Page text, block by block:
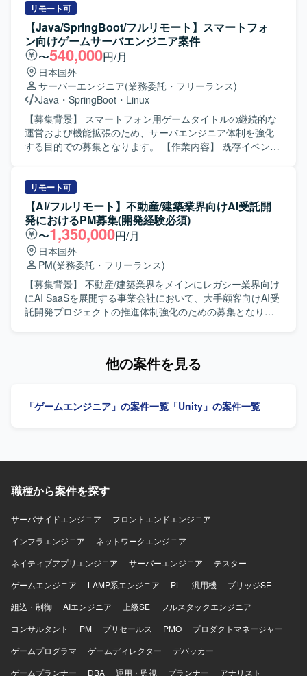
と高度な運用ノウハウを生かした長期的なヒットタイトル
創出に携わることができます。自律的に価値創出を行うカ
ルチャーの中で、大きな裁量を持って挑戦できる環境で
す。 【開発環境】 ゲーム開発に最適な機材を含む環境が整
備されており、ご希望に応じて必要な機材や勉強会参加、
R&D等の技術投資が行われます。快適なオフィス環境やリ
ラクゼーションスペースなども備えた開発環境となってお
ります。
FuelPHP1.8）の仕様解析とAPI化の推進を行っていただき
ます。 クリーンアーキテクチャやDDDに基づくモデル設
計・実装を主導していただきます。 技術的意思決定を担
い、設計・実装水準の底上げを牽引していただきます。 品
質と納期のバランスを見極めたプロジェクト推進をサポー
トしていただきます。 【求める人物像】 技術的な意思決定
を主体的に行いながら、チーム全体の設計力や開発力の底
上げにコミットできる方を求めています。 レガシーコード
と向き合いながら、段階的な改善やAPI化を粘り強く推進で
きる方を求めています。 DDDやクリーンアーキテクチャの
思想を言語化し、チームメンバーに教育・共有できる方が
ーキテクチャ設計から実装まで広い裁量を持って関わるこ
とができます。 DDDやクリーンアーキテクチャを実践しな
がら、チームの技術力向上や開発プロセス改善に直接影響
を与えられるポジションです。 【開発環境】 開発言語は
PHP8系を使用します。 フレームワークはLaravel11系を使
用します。 既存Webアプリケーションは
PHP5.6（CakePHP2、FuelPHP1.8）で構築されています。
データベースはMySQL5.7系を使用します。 インフラは
AWSおよびDockerを利用します。 バージョン管理はGitお
よびGitHubを使用します。 CI/CDはGitHub Actionsを使用し
リモート可
【Java/SpringBoot/フルリモート】スマートフォ
ン向けゲームサーバエンジニア案件
〜540,000円/月
日本国外
サーバーエンジニア(業務委託・フリーランス)
Java ・ SpringBoot ・ Linux
【募集背景】 スマートフォン用ゲームタイトルの継続的な
運営および機能拡張のため、サーバエンジニア体制を強化
する目的での募集となります。 【作業内容】 既存イベント
の要望を受けてゲーム内の各イベントやキャンペーンペー
ジ等の改修対応を行います。QAで検出されたバグの調査・
修正や、ユーザーからの問い合わせがあった箇所に対する
調査・修正も担当していただきます。 非定常業務として
は、ゲーム内新機能や新イベントの開発を行っていただき
ます。開発環境の改善として、デバッグツールの新機能の
開発や管理ツールの新機能実装および既存機能の改修を行
います。さらに、ゲーム内イベントや販売物に関するデー
タ集計ツールの作成や、新規開発におけるデータ投入ツー
ルの作成も担当していただきます。インフラの保守・運用
ス最適化も行っていただきます。 【求める人物像】 コミュ
良い形に持っていく気概がある方を歓迎いたします。推進
イトルに深く関わりながら、機能改善から新機能開発、イ
ーの反応をダイレクトに感じながら、企画部門とも連携し
境】 言語はJava、フレームワークはSpring Boot 3を利用し
管理にはGitLab、監視にはZabbixを利用しております。
リモート可
【AI/フルリモート】不動産/建築業界向けAI受託開
発におけるPM募集(開発経験必須)
〜1,350,000円/月
日本国外
PM(業務委託・フリーランス)
【募集背景】 不動産/建築業界をメインにレガシー業界向け
にAI SaaSを展開する事業会社において、大手顧客向けAI受
託開発プロジェクトの推進体制強化のための募集となりま
ご担当いただきます。具体的には、顧客要望と企業のAI技
アを巻き込んだプロジェクトの牽引などをご担当いただき
築AIの開発などのプロジェクトに携わっていただきます。
課題を正確に理解し、ITシステムとして整理できる方を求
自ら学習しながらプロジェクトを推進していただける方に
建築業界などレガシー業界向けにAIを活用したソリューシ
ョンを提供する最前線のプロジェクトに参画し、要件定義
から開発まで一気通貫で携わることができます。大手顧客
向けプロジェクトでのマネジメント経験を積みながら、AI
エンジニアと協働しながら、AI SaaSおよびAI受託開発プロ
ジェクトの環境で開発を行います。
他の案件を見る
「ゲームエンジニア」の案件一覧 「Unity」の案件一覧
職種から案件を探す
サーバサイドエンジニア
フロントエンドエンジニア
インフラエンジニア
ネットワークエンジニア
ネイティブアプリエンジニア
サーバーエンジニア
テスター
ゲームエンジニア
LAMP系エンジニア PL 汎用機
ブリッジSE
組込・制御
AIエンジニア 上級SE
フルスタックエンジニア
コンサルタント
PM プリセールス PMO
プロダクトマネージャー
ゲームプログラマ
ゲームディレクター
デバッカー
ゲームプランナー
DBA 運用・監視 プランナー
アナリスト